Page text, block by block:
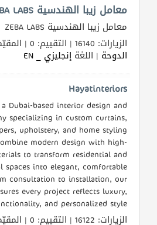
إتصل
إعلانات
المنتدى
كيو
مزاد
كيو
نمبر
معامل زيبا الهندسية ZEBA LABS
معامل زيبا الهندسية ZEBA LABS
الزيارات: 16140 | التقييم: 0 | المقيّمين: 0 | المدينة
الدوحة | اللغة إنجليزي _ EN
Hayatinteriors
Dubai-based interior design and
specializing in custom curtains,
upholstery, and home styling
modern design with high-
to transform residential and
spaces into elegant, comfortable
consultation to installation, our
every project reflects luxury,
and personalized style.
الزيارات: 16122 | التقييم: 0 | المقيّمين: 0 | المدينة